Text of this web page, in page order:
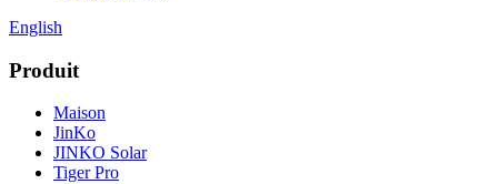
English
Produit
Maison
JinKo
JINKO Solar
Tiger Pro